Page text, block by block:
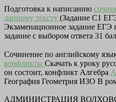
Подготовка к написанию
данному тексту (Задание С1
Экзаменационное задание ЕГЭ
задание с выбором ответа 31
Сочинение по английскому
конфликты Скачать к уроку
он состоит, конфликт Алгебра
География Геометрия ИЗО В
АДМИНИСТРАЦИЯ